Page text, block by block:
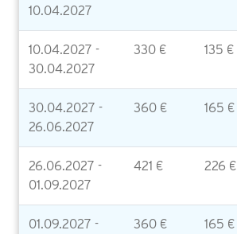
10.04.2027
10.04.2027 -
30.04.2027
330 € 135 €
30.04.2027 -
26.06.2027
360 € 165 €
26.06.2027 -
01.09.2027
421 € 226 €
01.09.2027 -
360 € 165 €